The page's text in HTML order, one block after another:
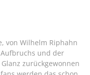
von Wilhelm Riphahn
und der
zurückgewonnen